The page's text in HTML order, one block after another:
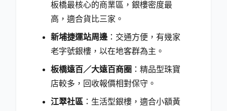
板橋最核心的商業區，銀樓密度最
高，適合貨比三家。
新埔捷運站周邊 ：交通方便，有幾家
老字號銀樓，以在地客群為主。
板橋遠百／大遠百商圈 ：精品型珠寶
店較多，回收報價相對保守。
江翠社區 ：生活型銀樓，適合小額黃